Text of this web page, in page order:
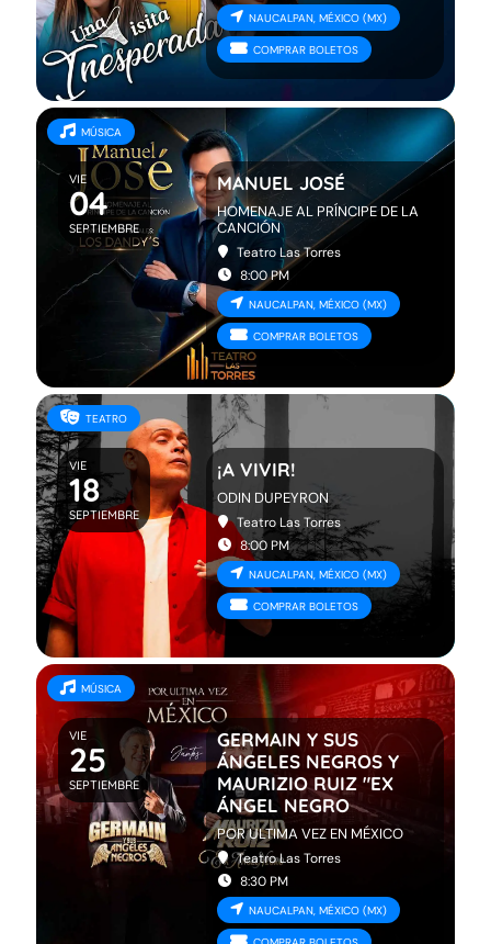
NAUCALPAN, MÉXICO (MX)
COMPRAR BOLETOS
MÚSICA
VIE
04
SEPTIEMBRE
MANUEL JOSÉ
HOMENAJE AL PRÍNCIPE DE LA
CANCIÓN
Teatro Las Torres
8:00 PM
NAUCALPAN, MÉXICO (MX)
COMPRAR BOLETOS
TEATRO
VIE
18
SEPTIEMBRE
¡A VIVIR!
ODIN DUPEYRON
Teatro Las Torres
8:00 PM
NAUCALPAN, MÉXICO (MX)
COMPRAR BOLETOS
MÚSICA
VIE
25
SEPTIEMBRE
GERMAIN Y SUS
ÁNGELES NEGROS Y
MAURIZIO RUIZ "EX
ÁNGEL NEGRO
POR ULTIMA VEZ EN MÉXICO
Teatro Las Torres
8:30 PM
NAUCALPAN, MÉXICO (MX)